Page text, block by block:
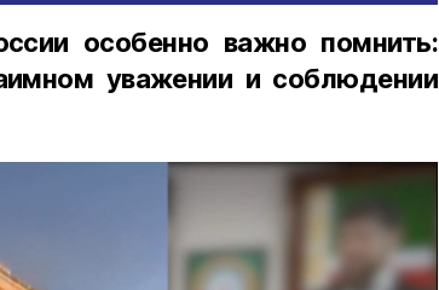
особенно важно помнить:
уважении и соблюдении